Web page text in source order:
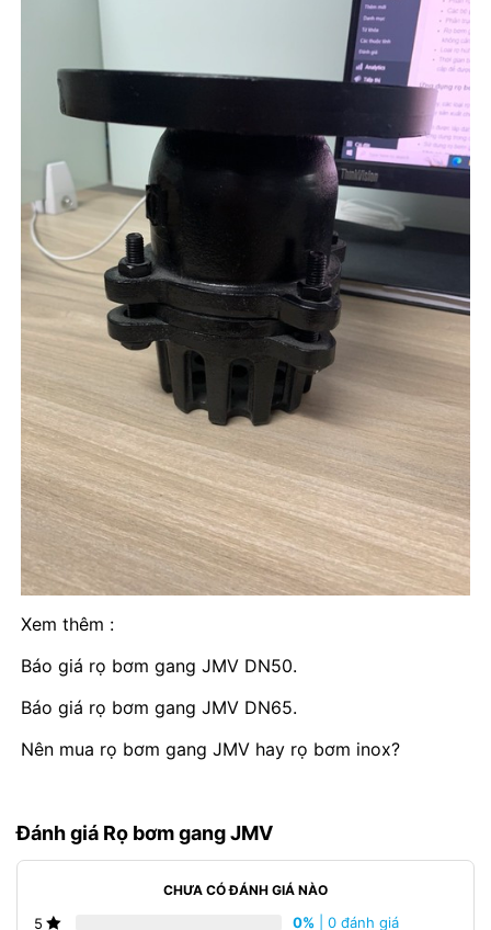
Xem thêm :
Báo giá rọ bơm gang JMV DN50.
Báo giá rọ bơm gang JMV DN65.
Nên mua rọ bơm gang JMV hay rọ bơm inox?
Đánh giá Rọ bơm gang JMV
CHƯA CÓ ĐÁNH GIÁ NÀO
5 0% | 0 đánh giá